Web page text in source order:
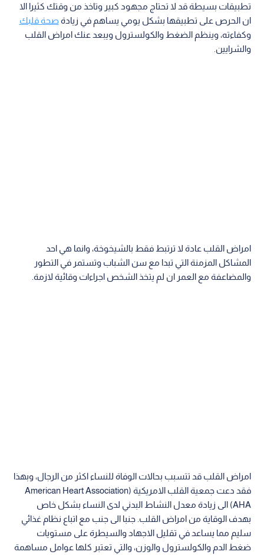
تطبيقات بسيطة قد لا تحتاج مجهود كبير وتاخذ من وقتك كثيرا الا
ان الحرص على تطبيقها بشكل يومي يساهم في زيادةصحة قلبك
وكفاءته، وينظم الضغط والكولسترول ويبعد عنك امراض القلب
والشرايين.
امراض القلب عادة لا ترتبط فقط بالشيخوخة، وانما هي احد
المشاكل المزمنة التي تبدا مع سن الشباب وتستمر في التطور
والمضاعفة مع العمر ان لم يتخذ الشخص اجراءات وقائية لازمة.
امراض القلب قد تتسبب بحالات الوفاة للنساء اكثر من الرجال، وبهذا
فقد دعت جمعية القلب الامريكية (American Heart Association
(AHA الى زيادة معدل النشاط البدني لدى النساء بشكل خاص
بهدف الوقاية من امراض القلب. جنبا الى جنب مع اتباع نظام غذائي
سليم مما يساعد في تقليل الاجهاد والسيطرة على مستويات
ضغط الدم والكولسترول والوزن، والتي تعتبر كلها عوامل مساهمة